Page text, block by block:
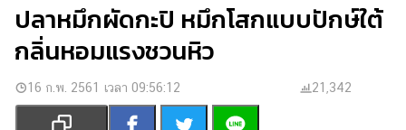
ผล
บอล
สด
การ
เงิน
ปลาหมึกผัดกะปิ หมึกโสกแบบปักษ์ใต้
กลิ่นหอมแรงชวนหิว
16 ก.พ. 2561 เวลา 09:56:12 21,342